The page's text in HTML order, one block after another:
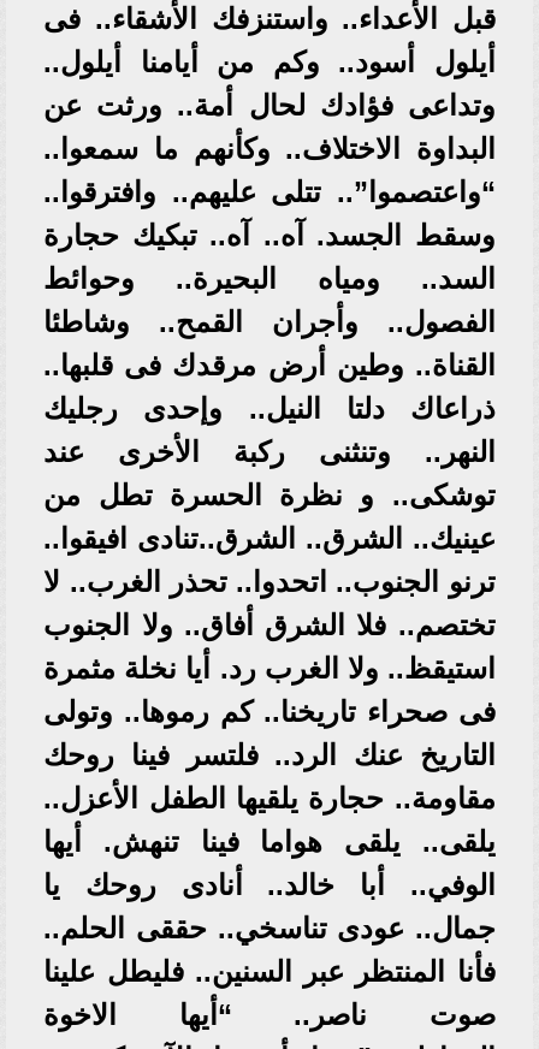
قبل الأعداء.. واستنزفك الأشقاء.. فى
أيلول أسود.. وكم من أيامنا أيلول..
وتداعى فؤادك لحال أمة.. ورثت عن
البداوة الاختلاف.. وكأنهم ما سمعوا..
“واعتصموا”.. تتلى عليهم.. وافترقوا..
وسقط الجسد. آه.. آه.. تبكيك حجارة
السد.. ومياه البحيرة.. وحوائط
الفصول.. وأجران القمح.. وشاطئا
القناة.. وطين أرض مرقدك فى قلبها..
ذراعاك دلتا النيل.. وإحدى رجليك
النهر.. وتنثنى ركبة الأخرى عند
توشكى.. و نظرة الحسرة تطل من
عينيك.. الشرق.. الشرق..تنادى افيقوا..
ترنو الجنوب.. اتحدوا.. تحذر الغرب.. لا
تختصم.. فلا الشرق أفاق.. ولا الجنوب
استيقظ.. ولا الغرب رد. أيا نخلة مثمرة
فى صحراء تاريخنا.. كم رموها.. وتولى
التاريخ عنك الرد.. فلتسر فينا روحك
مقاومة.. حجارة يلقيها الطفل الأعزل..
يلقى.. يلقى هواما فينا تنهش. أيها
الوفي.. أبا خالد.. أنادى روحك يا
جمال.. عودى تناسخي.. حققى الحلم..
فأنا المنتظر عبر السنين.. فليطل علينا
صوت ناصر.. “أيها الاخوة